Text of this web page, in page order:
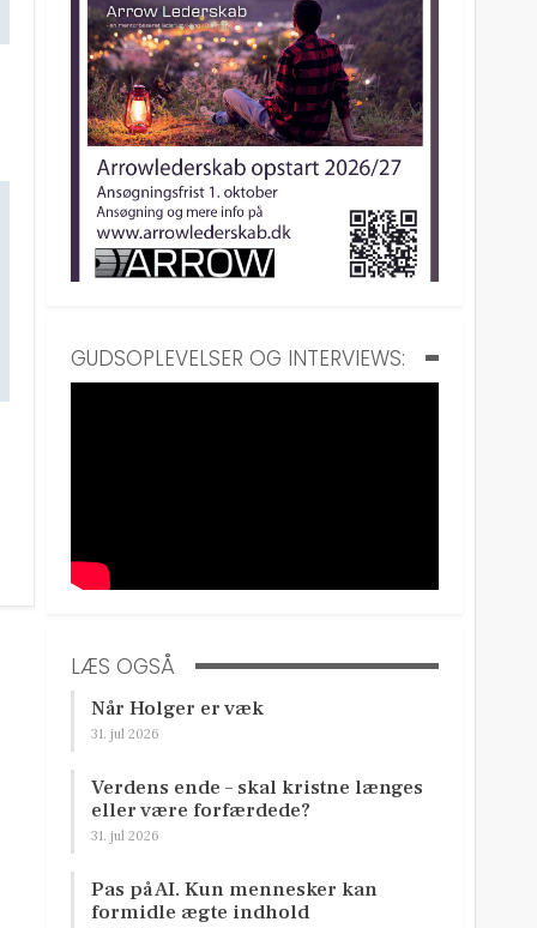
GUDSOPLEVELSER OG INTERVIEWS:
LÆS OGSÅ
Når Holger er væk
31. jul 2026
Verdens ende – skal kristne længes
eller være forfærdede?
31. jul 2026
Pas på AI. Kun mennesker kan
formidle ægte indhold